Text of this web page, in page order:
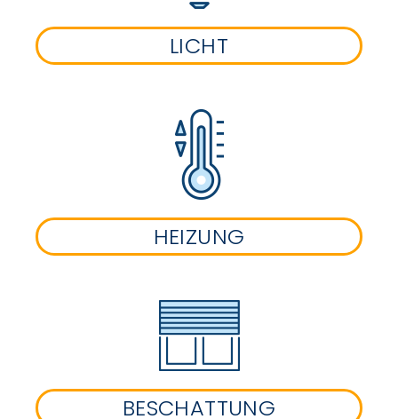
LICHT
HEIZUNG
BESCHATTUNG